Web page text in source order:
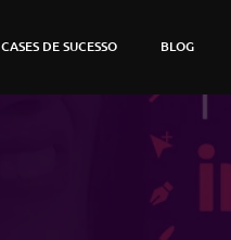
CASES DE SUCESSO BLOG